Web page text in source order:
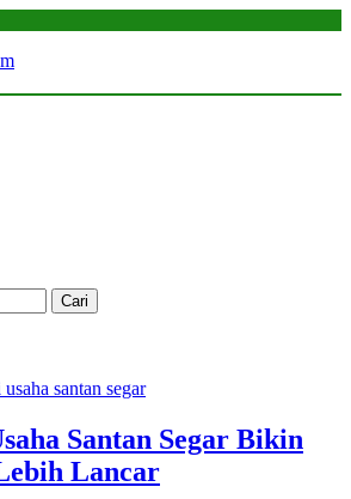
Santan Segar Bikin
Lancar